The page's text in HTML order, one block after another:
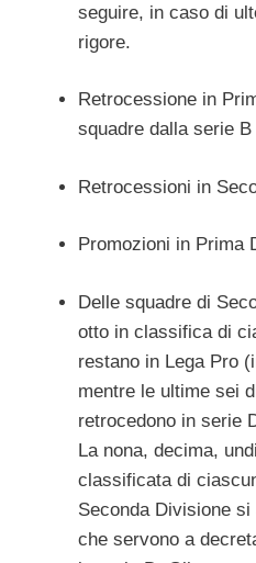
seguire, in caso di
rigore.
Retrocessione in
squadre dalla serie B
Retrocessioni in
Promozioni in Prima
Delle squadre di
otto in classifica di
restano in Lega Pro
mentre le ultime sei
retrocedono in serie
La nona, decima,
classificata di
Seconda Divisione
che servono a